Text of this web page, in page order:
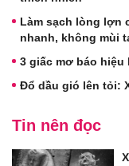
Làm sạch lòng lợn
nhanh, không mùi
3 giấc mơ báo
Đổ dầu gió lên tỏi:
Tin nên đọc